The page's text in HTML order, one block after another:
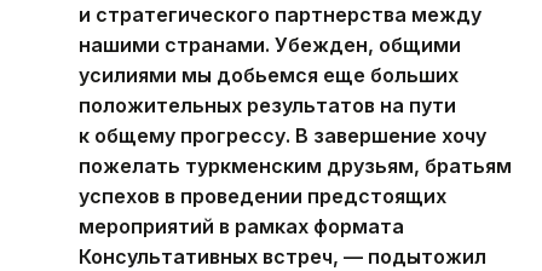
и стратегического партнерства между
нашими странами. Убежден, общими
усилиями мы добьемся еще больших
положительных результатов на пути
к общему прогрессу. В завершение хочу
пожелать туркменским друзьям, братьям
успехов в проведении предстоящих
мероприятий в рамках формата
Консультативных встреч, — подытожил